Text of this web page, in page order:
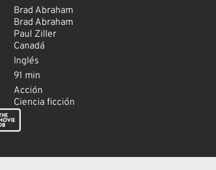
Brad Abraham
Brad Abraham
Paul Ziller
Canadá
Inglés
91 min
Acción
Ciencia ficción